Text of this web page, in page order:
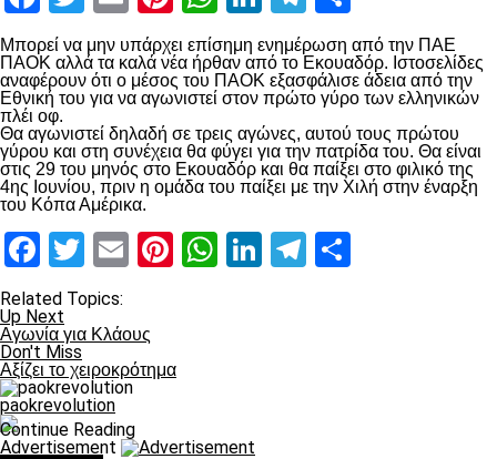
Μπορεί να μην υπάρχει επίσημη ενημέρωση από την ΠΑΕ
ΠΑΟΚ αλλά τα καλά νέα ήρθαν από το Εκουαδόρ. Ιστοσελίδες
αναφέρουν ότι ο μέσος του ΠΑΟΚ εξασφάλισε άδεια από την
Εθνική του για να αγωνιστεί στον πρώτο γύρο των ελληνικών
πλέι οφ.
Θα αγωνιστεί δηλαδή σε τρεις αγώνες, αυτού τους πρώτου
γύρου και στη συνέχεια θα φύγει για την πατρίδα του. Θα είναι
στις 29 του μηνός στο Εκουαδόρ και θα παίξει στο φιλικό της
4ης Ιουνίου, πριν η ομάδα του παίξει με την Χιλή στην έναρξη
του Κόπα Αμέρικα.
Facebook
Twitter
EmailPinterest
WhatsApp
LinkedIn
Telegram
Related Topics:
Up Next
Αγωνία για Κλάους
Don't Miss
Αξίζει το χειροκρότημα
paokrevolution
Continue Reading
Advertisement